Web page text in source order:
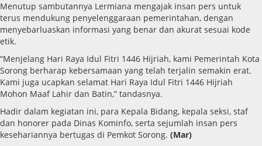
Menutup sambutannya Lermiana mengajak insan pers untuk
terus mendukung penyelenggaraan pemerintahan, dengan
menyebarluaskan informasi yang benar dan akurat sesuai kode
etik.
“Menjelang Hari Raya Idul Fitri 1446 Hijriah, kami Pemerintah Kota
Sorong berharap kebersamaan yang telah terjalin semakin erat.
Kami juga ucapkan selamat Hari Raya Idul Fitri 1446 Hijriah
Mohon Maaf Lahir dan Batin,” tandasnya.
Hadir dalam kegiatan ini, para Kepala Bidang, kepala seksi, staf
dan honorer pada Dinas Kominfo, serta sejumlah insan pers
kesehariannya bertugas di Pemkot Sorong. (Mar)